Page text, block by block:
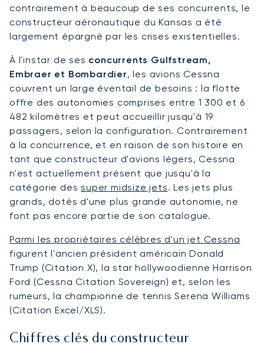
contrairement à beaucoup de ses concurrents, le
constructeur aéronautique du Kansas a été
largement épargné par les crises existentielles.
À l'instar de ses concurrents Gulfstream,
Embraer et Bombardier, les avions Cessna
couvrent un large éventail de besoins : la flotte
offre des autonomies comprises entre 1 300 et 6
482 kilomètres et peut accueillir jusqu'à 19
passagers, selon la configuration. Contrairement
à la concurrence, et en raison de son histoire en
tant que constructeur d'avions légers, Cessna
n'est actuellement présent que jusqu'à la
catégorie dessuper midsize jets. Les jets plus
grands, dotés d'une plus grande autonomie, ne
font pas encore partie de son catalogue.
Parmi les propriétaires célèbres d'un jet Cessna
figurent l'ancien président américain Donald
Trump (Citation X), la star hollywoodienne Harrison
Ford (Cessna Citation Sovereign) et, selon les
rumeurs, la championne de tennis Serena Williams
(Citation Excel/XLS).
Chiffres clés du constructeur